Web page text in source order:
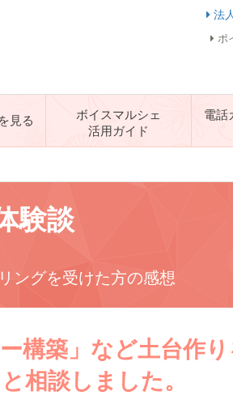
法
ポ
見る
ボイスマルシェ
活用ガイド
電話
験談
ングを受けた方の感想
ー構築」など土台作
相談しました。